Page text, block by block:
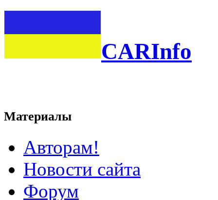
CARInfo
Материалы
Авторам!
Новости сайта
Форум